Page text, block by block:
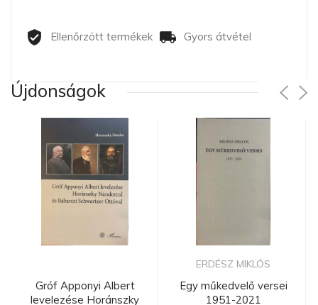
Ellenőrzött termékek Gyors átvétel
Újdonságok
Gróf Apponyi Albert
levelezése Horánszky
ERDÉSZ MIKLÓS
Egy műkedvelő versei
1951-2021